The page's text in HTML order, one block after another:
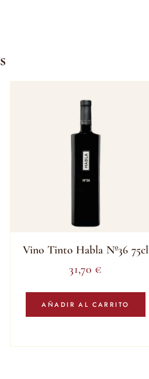
Vino Tinto Habla Nº36 75cl
31,70 €
AÑADIR AL CARRITO